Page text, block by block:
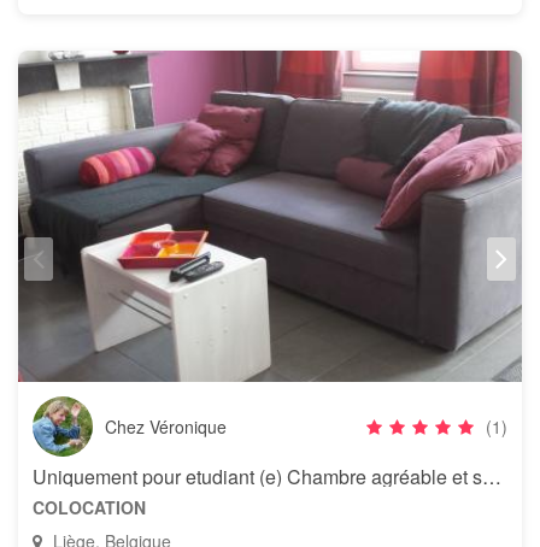
Chez Véronique (1)
Uniquement pour etudiant (e) Chambre agréable et spacieuse à louer
COLOCATION
Liège, Belgique